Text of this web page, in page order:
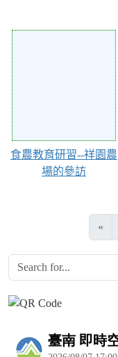
食農教育研習--祥園農
場的參訪
«